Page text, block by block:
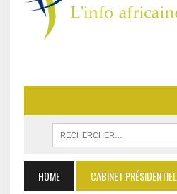
HOME CABINET PRÉSIDENTIEL